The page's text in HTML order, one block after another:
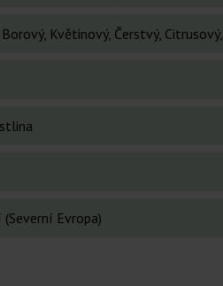
Květinový, Čerstvý,
(Severní Evropa)